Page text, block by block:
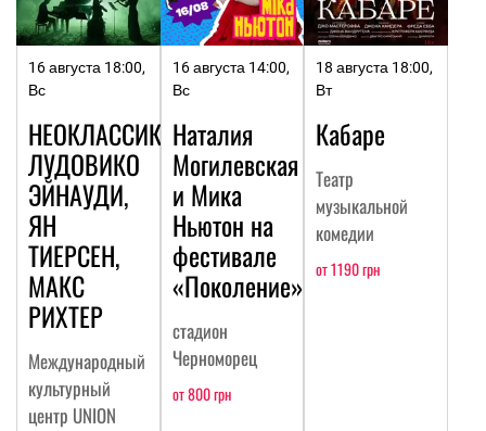
16 августа 18:00,
Вс
НЕОКЛАССИКА:
ЛУДОВИКО
ЭЙНАУДИ,
ЯН
ТИЕРСЕН,
МАКС
РИХТЕР
Международный
культурный
центр UNION
16 августа 14:00,
Вс
Наталия
Могилевская
и Мика
Ньютон на
фестивале
«Поколение»
стадион
Черноморец
от 800 грн
18 августа 18:00,
Вт
Кабаре
Театр
музыкальной
комедии
от 1190 грн